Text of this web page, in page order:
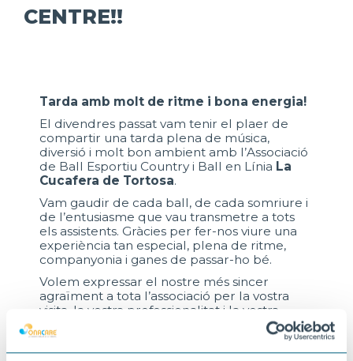
CENTRE!!
Tarda amb molt de ritme i bona energia!
El divendres passat vam tenir el plaer de
compartir una tarda plena de música,
diversió i molt bon ambient amb l’Associació
de Ball Esportiu Country i Ball en Línia La
Cucafera de Tortosa.
Vam gaudir de cada ball, de cada somriure i
de l’entusiasme que vau transmetre a tots
els assistents. Gràcies per fer-nos viure una
experiència tan especial, plena de ritme,
companyonia i ganes de passar-ho bé.
Volem expressar el nostre més sincer
agraïment a tota l’associació per la vostra
visita, la vostra professionalitat i la vostra
energia contagiosa. Esperem retrobar-nos
ben aviat per continuar compartint
moments tan bonics com aquest.